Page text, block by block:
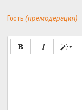
Гость (премодерация)